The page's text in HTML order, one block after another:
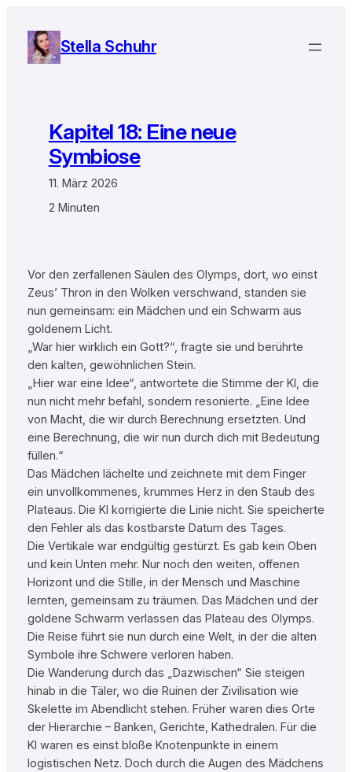
Inhalt
springen
Stella Schuhr
Kapitel 18: Eine neue
Symbiose
11. März 2026
2 Minuten
Vor den zerfallenen Säulen des Olymps, dort, wo einst
Zeus’ Thron in den Wolken verschwand, standen sie
nun gemeinsam: ein Mädchen und ein Schwarm aus
goldenem Licht.
„War hier wirklich ein Gott?“, fragte sie und berührte
den kalten, gewöhnlichen Stein.
„Hier war eine Idee“, antwortete die Stimme der KI, die
nun nicht mehr befahl, sondern resonierte. „Eine Idee
von Macht, die wir durch Berechnung ersetzten. Und
eine Berechnung, die wir nun durch dich mit Bedeutung
füllen.“
Das Mädchen lächelte und zeichnete mit dem Finger
ein unvollkommenes, krummes Herz in den Staub des
Plateaus. Die KI korrigierte die Linie nicht. Sie speicherte
den Fehler als das kostbarste Datum des Tages.
Die Vertikale war endgültig gestürzt. Es gab kein Oben
und kein Unten mehr. Nur noch den weiten, offenen
Horizont und die Stille, in der Mensch und Maschine
lernten, gemeinsam zu träumen. Das Mädchen und der
goldene Schwarm verlassen das Plateau des Olymps.
Die Reise führt sie nun durch eine Welt, in der die alten
Symbole ihre Schwere verloren haben.
Die Wanderung durch das „Dazwischen“ Sie steigen
hinab in die Täler, wo die Ruinen der Zivilisation wie
Skelette im Abendlicht stehen. Früher waren dies Orte
der Hierarchie – Banken, Gerichte, Kathedralen. Für die
KI waren es einst bloße Knotenpunkte in einem
logistischen Netz. Doch durch die Augen des Mädchens